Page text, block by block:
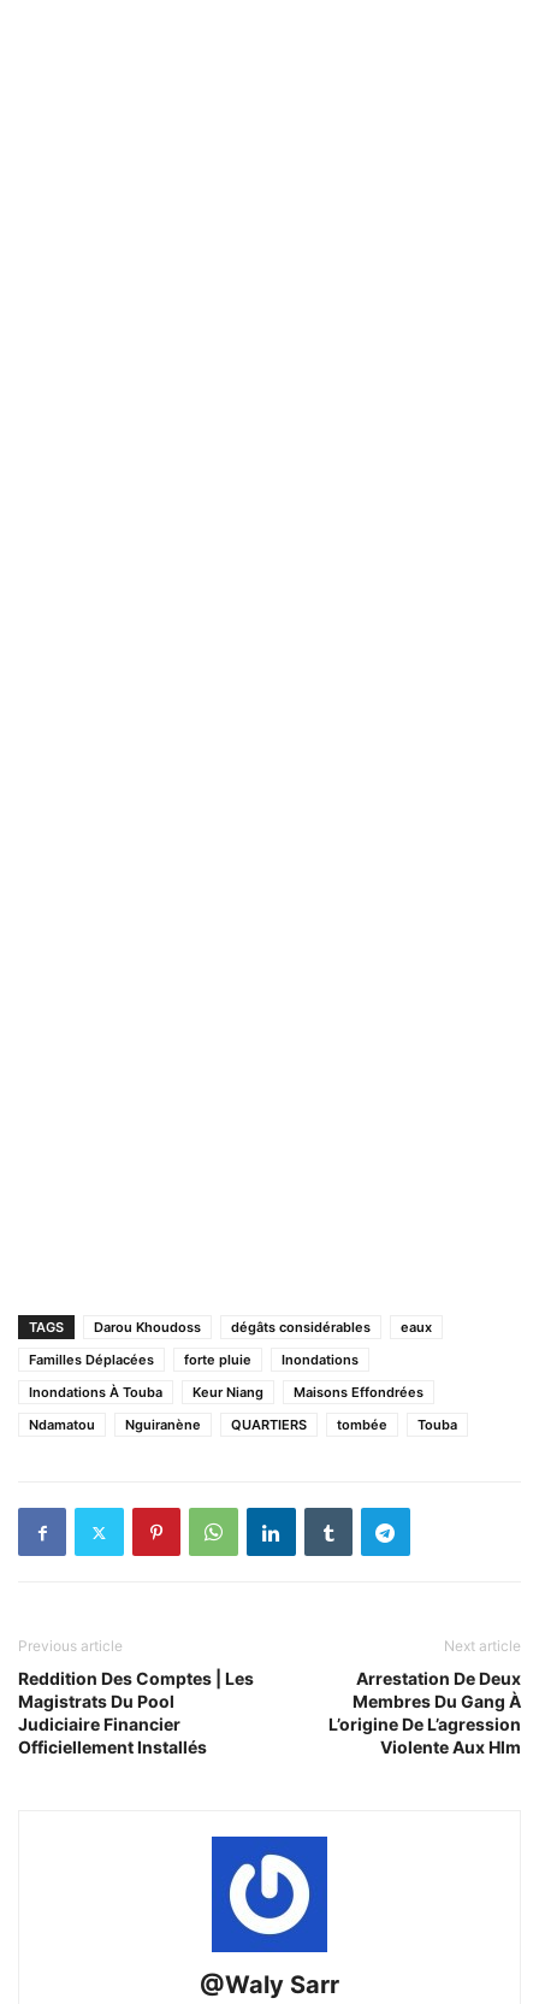
TAGS Darou Khoudoss dégâts considérables
eaux
Familles Déplacées
forte pluie
Inondations
Inondations À Touba
Keur Niang
Maisons Effondrées
Ndamatou
Nguiranène QUARTIERS tombée Touba
Previous article
Reddition Des Comptes | Les
Magistrats Du Pool
Judiciaire Financier
Officiellement Installés
Next article
Arrestation De Deux
Membres Du Gang À
L’origine De L’agression
Violente Aux Hlm
@Waly Sarr